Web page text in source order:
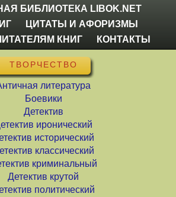
БИБЛИОТЕКА LIBOK.NET
ЦИТАТЫ И АФОРИЗМЫ
КНИГ
КОНТАКТЫ
ТВОРЧЕСТВО
литература
Боевики
Детектив
иронический
исторический
классический
криминальный
Детектив крутой
политический